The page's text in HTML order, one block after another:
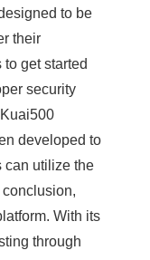
to be
their
get started
security
developed to
can utilize the
With its
through